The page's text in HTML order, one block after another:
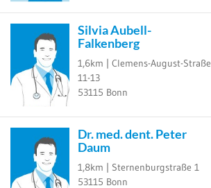
Silvia Aubell-
Falkenberg
1,6km | Clemens-August-Straße
11-13
53115 Bonn
Dr. med. dent. Peter
Daum
1,8km | Sternenburgstraße 1
53115 Bonn